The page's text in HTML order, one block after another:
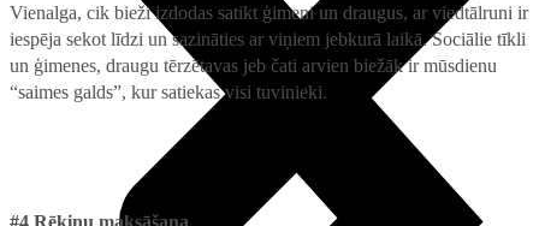
Vienalga, cik bieži izdodas satikt ģimeni un draugus, ar viedtālruni ir
iespēja sekot līdzi un sazināties ar viņiem jebkurā laikā. Sociālie tīkli
un ģimenes, draugu tērzētavas jeb čati arvien biežāk ir mūsdienu
“saimes galds”, kur satiekas visi tuvinieki.
#4 Rēķinu maksāšana